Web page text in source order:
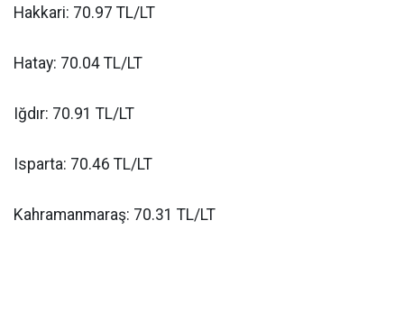
Hakkari: 70.97 TL/LT
Hatay: 70.04 TL/LT
Iğdır: 70.91 TL/LT
Isparta: 70.46 TL/LT
Kahramanmaraş: 70.31 TL/LT